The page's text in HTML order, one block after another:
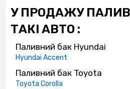
У ПРОДАЖУ
ТАКІ АВТО :
Паливний бак Hyundai
Hyundai Accent
Паливний бак Toyota
Toyota Corolla